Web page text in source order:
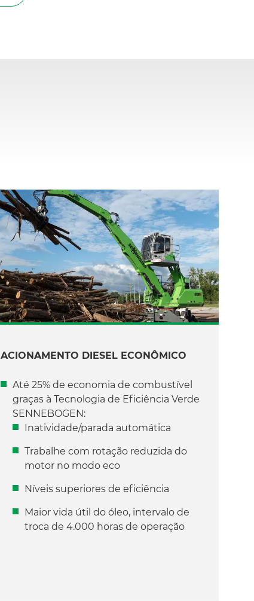
ACIONAMENTO DIESEL ECONÔMICO
Até 25% de economia de combustível
graças à Tecnologia de Eficiência Verde
SENNEBOGEN:
Inatividade/parada automática
Trabalhe com rotação reduzida do
motor no modo eco
Níveis superiores de eficiência
Maior vida útil do óleo, intervalo de
troca de 4.000 horas de operação